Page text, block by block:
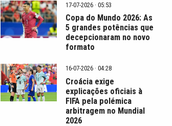
17-07-2026 · 05:53
Copa do Mundo 2026: As
5 grandes potências que
decepcionaram no novo
formato
16-07-2026 · 04:28
Croácia exige
explicações oficiais à
FIFA pela polémica
arbitragem no Mundial
2026